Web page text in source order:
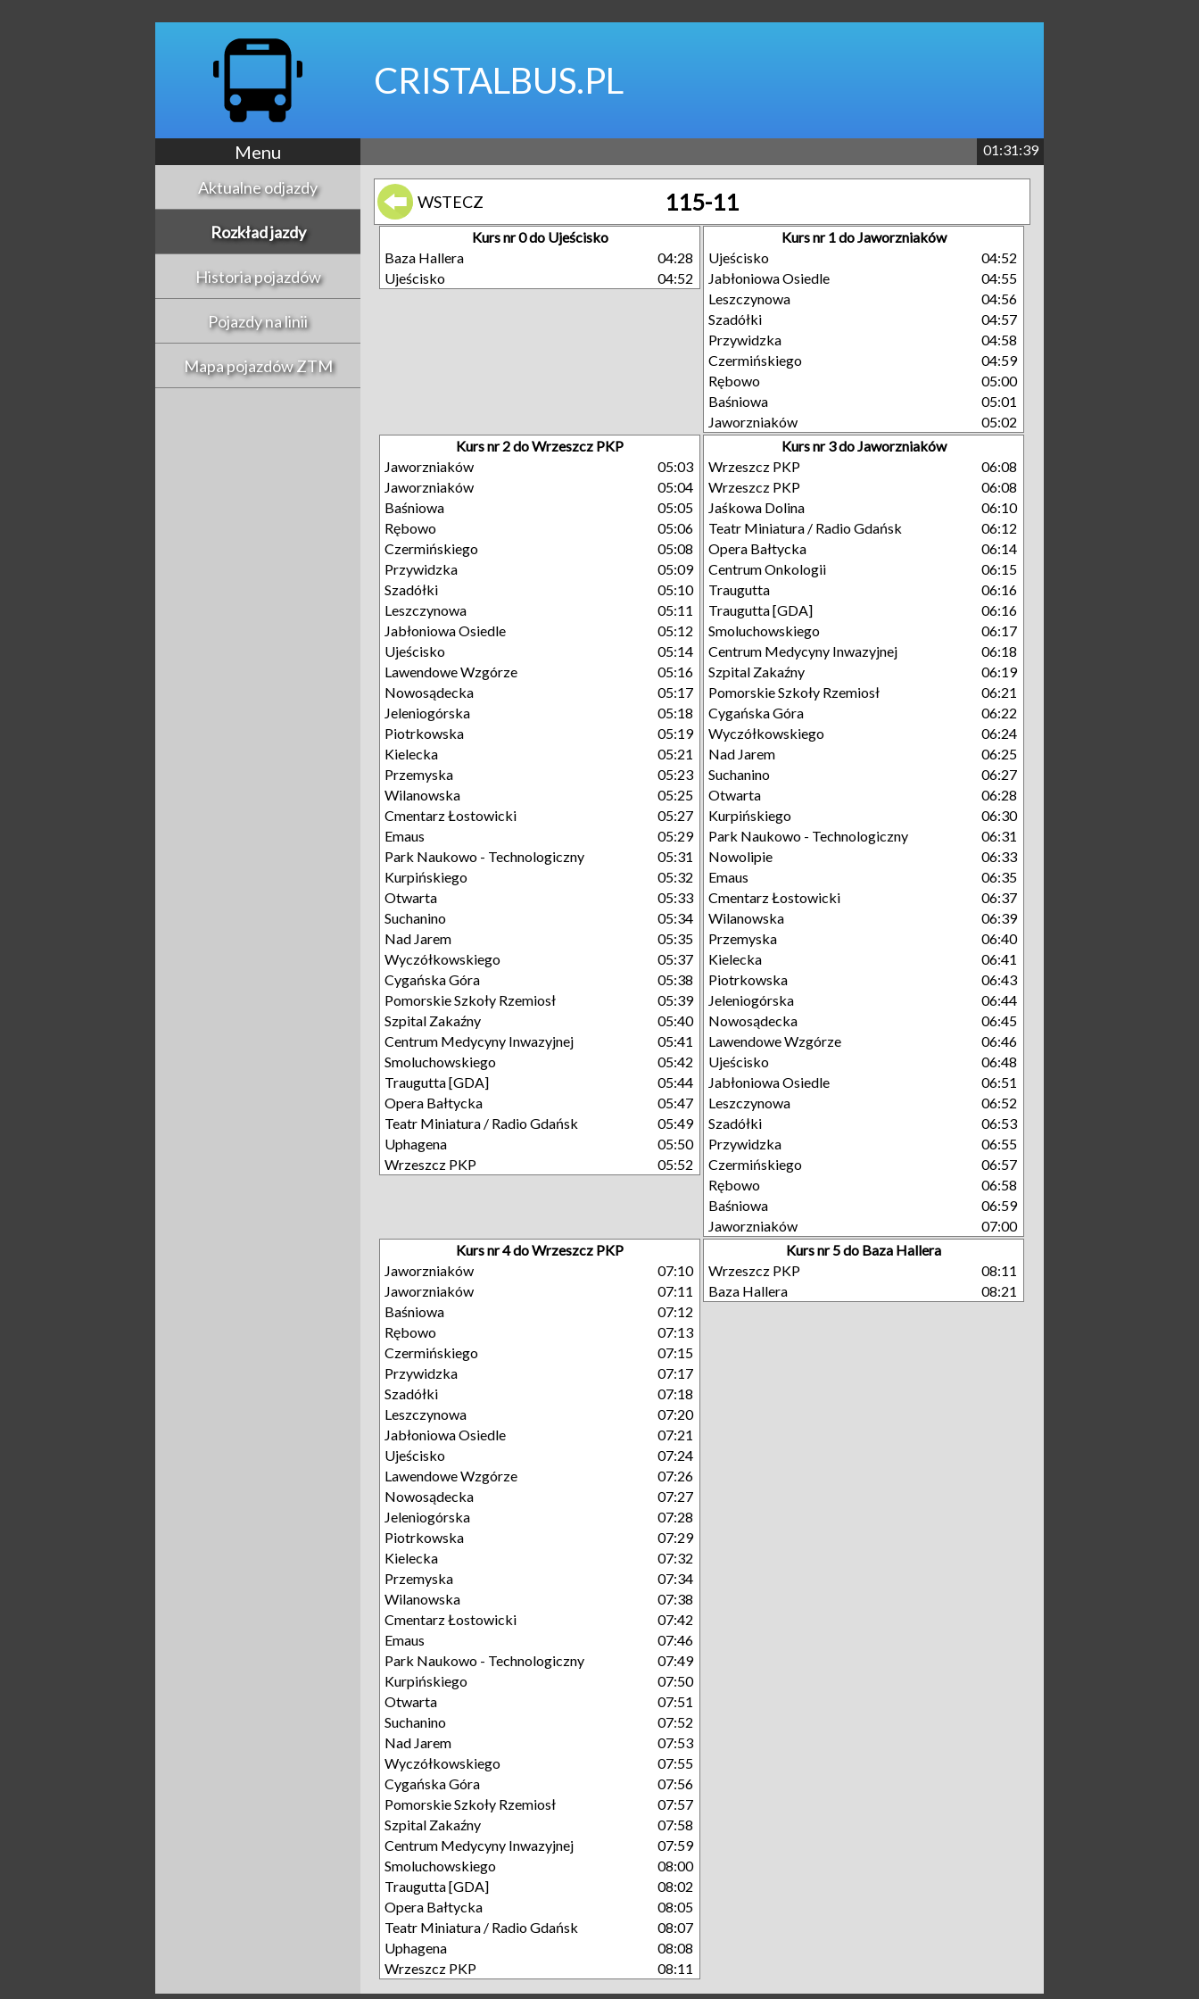
CRISTALBUS.PL
Menu 01:31:39
Aktualne odjazdy
Rozkład jazdy
Historia pojazdów
Pojazdy na linii
Mapa pojazdów ZTM
WSTECZ 115-11
Kurs nr 0 do Ujeścisko
Baza Hallera
04:28
Ujeścisko
04:52
Kurs nr 1 do Jaworzniaków
Ujeścisko
04:52
Jabłoniowa Osiedle
04:55
Leszczynowa
04:56
Szadółki
04:57
Przywidzka
04:58
Czermińskiego
04:59
Rębowo
05:00
Baśniowa
05:01
Jaworzniaków
05:02
Kurs nr 2 do Wrzeszcz PKP
Jaworzniaków
05:03
Jaworzniaków
05:04
Baśniowa
05:05
Rębowo
05:06
Czermińskiego
05:08
Przywidzka
05:09
Szadółki
05:10
Leszczynowa
05:11
Jabłoniowa Osiedle
05:12
Ujeścisko
05:14
Lawendowe Wzgórze
05:16
Nowosądecka
05:17
Jeleniogórska
05:18
Piotrkowska
05:19
Kielecka
05:21
Przemyska
05:23
Wilanowska
05:25
Cmentarz Łostowicki
05:27
Emaus
05:29
Park Naukowo - Technologiczny
05:31
Kurpińskiego
05:32
Otwarta
05:33
Suchanino
05:34
Nad Jarem
05:35
Wyczółkowskiego
05:37
Cygańska Góra
05:38
Pomorskie Szkoły Rzemiosł
05:39
Szpital Zakaźny
05:40
Centrum Medycyny Inwazyjnej
05:41
Smoluchowskiego
05:42
Traugutta [GDA]
05:44
Opera Bałtycka
05:47
Teatr Miniatura / Radio Gdańsk
05:49
Uphagena
05:50
Wrzeszcz PKP
05:52
Kurs nr 3 do Jaworzniaków
Wrzeszcz PKP
06:08
Wrzeszcz PKP
06:08
Jaśkowa Dolina
06:10
Teatr Miniatura / Radio Gdańsk
06:12
Opera Bałtycka
06:14
Centrum Onkologii
06:15
Traugutta
06:16
Traugutta [GDA]
06:16
Smoluchowskiego
06:17
Centrum Medycyny Inwazyjnej
06:18
Szpital Zakaźny
06:19
Pomorskie Szkoły Rzemiosł
06:21
Cygańska Góra
06:22
Wyczółkowskiego
06:24
Nad Jarem
06:25
Suchanino
06:27
Otwarta
06:28
Kurpińskiego
06:30
Park Naukowo - Technologiczny
06:31
Nowolipie
06:33
Emaus
06:35
Cmentarz Łostowicki
06:37
Wilanowska
06:39
Przemyska
06:40
Kielecka
06:41
Piotrkowska
06:43
Jeleniogórska
06:44
Nowosądecka
06:45
Lawendowe Wzgórze
06:46
Ujeścisko
06:48
Jabłoniowa Osiedle
06:51
Leszczynowa
06:52
Szadółki
06:53
Przywidzka
06:55
Czermińskiego
06:57
Rębowo
06:58
Baśniowa
06:59
Jaworzniaków
07:00
Kurs nr 4 do Wrzeszcz PKP
Jaworzniaków
07:10
Jaworzniaków
07:11
Baśniowa
07:12
Rębowo
07:13
Czermińskiego
07:15
Przywidzka
07:17
Szadółki
07:18
Leszczynowa
07:20
Jabłoniowa Osiedle
07:21
Ujeścisko
07:24
Lawendowe Wzgórze
07:26
Nowosądecka
07:27
Jeleniogórska
07:28
Piotrkowska
07:29
Kielecka
07:32
Przemyska
07:34
Wilanowska
07:38
Cmentarz Łostowicki
07:42
Emaus
07:46
Park Naukowo - Technologiczny
07:49
Kurpińskiego
07:50
Otwarta
07:51
Suchanino
07:52
Nad Jarem
07:53
Wyczółkowskiego
07:55
Cygańska Góra
07:56
Pomorskie Szkoły Rzemiosł
07:57
Szpital Zakaźny
07:58
Centrum Medycyny Inwazyjnej
07:59
Smoluchowskiego
08:00
Traugutta [GDA]
08:02
Opera Bałtycka
08:05
Teatr Miniatura / Radio Gdańsk
08:07
Uphagena
08:08
Wrzeszcz PKP
08:11
Kurs nr 5 do Baza Hallera
Wrzeszcz PKP
08:11
Baza Hallera
08:21